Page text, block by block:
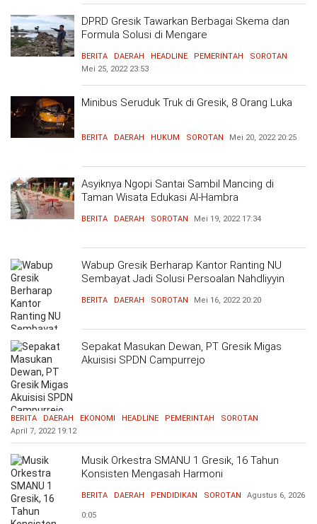
DPRD Gresik Tawarkan Berbagai Skema dan
Formula Solusi di Mengare
BERITA DAERAH HEADLINE PEMERINTAH
SOROTAN
Mei 25, 2022 23:53
Minibus Seruduk Truk di Gresik, 8 Orang Luka
BERITA DAERAH HUKUM SOROTAN Mei 20, 2022 20:25
Asyiknya Ngopi Santai Sambil Mancing di
Taman Wisata Edukasi Al-Hambra
BERITA DAERAH SOROTAN Mei 19, 2022 17:34
Wabup Gresik Berharap Kantor Ranting NU
Sembayat Jadi Solusi Persoalan Nahdliyyin
BERITA DAERAH SOROTAN Mei 16, 2022 20:20
Sepakat Masukan Dewan, PT Gresik Migas
Akuisisi SPDN Campurrejo
BERITA DAERAH EKONOMI HEADLINE PEMERINTAH
SOROTAN
April 7, 2022 19:12
Musik Orkestra SMANU 1 Gresik, 16 Tahun
Konsisten Mengasah Harmoni
BERITA DAERAH PENDIDIKAN SOROTAN Agustus 6, 2026
0:05